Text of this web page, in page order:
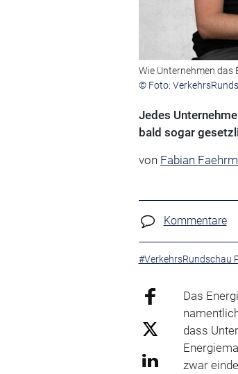
Wie Unternehmen das
© Foto:
Jedes
bald sogar
von Fabian
Kommentare
#VerkehrsRundschau
Das
dass
zwar